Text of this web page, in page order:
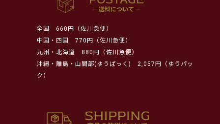
全国
660円（佐川急便）
中国・四国
770円（佐川急便）
九州・北海道
880円（佐川急便）
沖縄・離島・山間部(ゆうぱっく)
2,057円（ゆうパッ
ク）